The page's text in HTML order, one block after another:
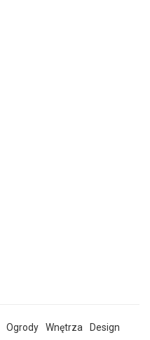
Ogrody Wnętrza
Design